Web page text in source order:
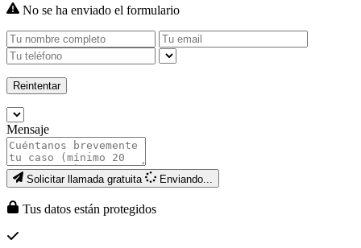
No se ha enviado el formulario
Reintentar
Mensaje
Solicitar llamada gratuita Enviando...
Tus datos están protegidos